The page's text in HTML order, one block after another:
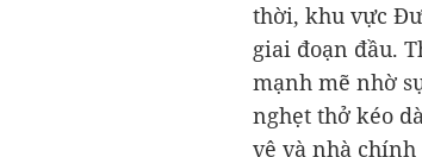
thời, khu vực
giai đoạn đầu.
mạnh mẽ nhờ
nghẹt thở kéo
vệ và nhà chính